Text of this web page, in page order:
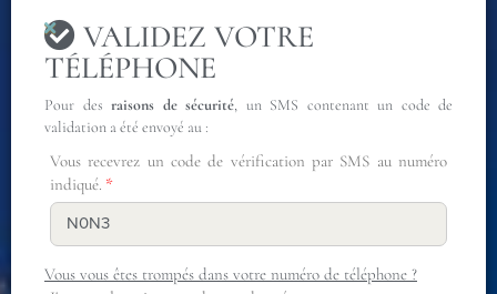
VALIDEZ VOTRE
TÉLÉPHONE
Pour des raisons de sécurité, un SMS contenant un code de
validation a été envoyé au :
Vous recevrez un code de vérification par SMS au numéro
indiqué.
Vous vous êtes trompés dans votre numéro de téléphone ?